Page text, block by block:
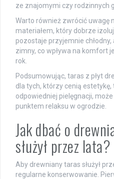
ze znajomymi czy rodzinnych
Warto również zwrócić uwagę
materiałem, który dobrze
pozostaje przyjemnie
zimny, co wpływa na komfort
rok.
Podsumowując, taras z płyt
dla tych, którzy cenią
odpowiedniej pielęgnacji,
punktem relaksu w ogrodzie.
Jak dbać o
służył przez lata?
Aby drewniany taras służył
regularne konserwowanie.